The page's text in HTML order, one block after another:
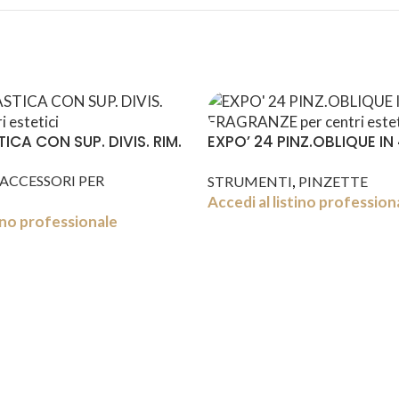
CON SUP. DIVIS. RIM.
ACCESSORI PER
professionale
EXPO’ 24 PINZ.OBLIQUE
STRUMENTI, PINZETTE
Accedi al listino